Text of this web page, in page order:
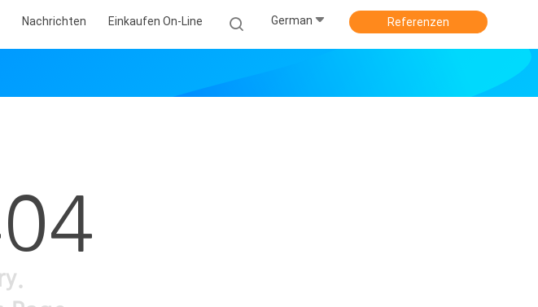
Nachrichten Einkaufen On-Line German Referenzen